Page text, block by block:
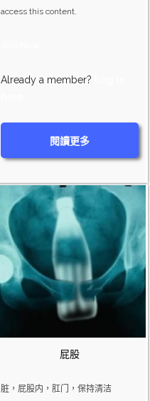
access this content.
Already a member?
閱讀更多
屁股
脏，屁股内，肛门，保持清洁